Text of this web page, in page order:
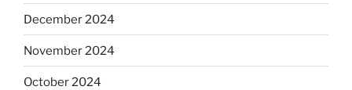
December 2024
November 2024
October 2024